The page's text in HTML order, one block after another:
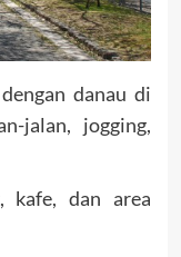
danau di
jalan, jogging,
kafe, dan area